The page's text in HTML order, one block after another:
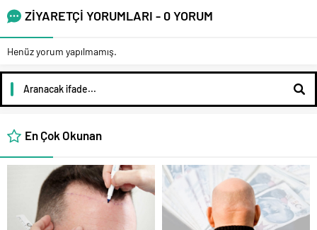
ZİYARETÇİ YORUMLARI - 0 YORUM
Henüz yorum yapılmamış.
En Çok Okunan